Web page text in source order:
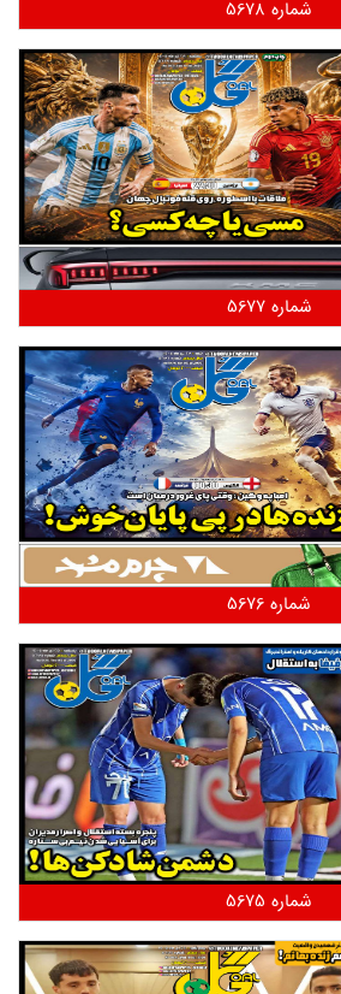
شماره 5678
شماره 5677
شماره 5676
شماره 5675